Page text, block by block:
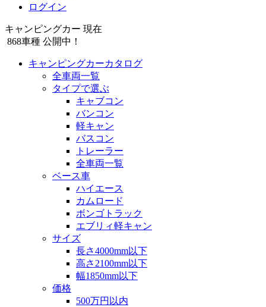
ログイン
キャンピングカー 現在
868車種 公開中！
キャンピングカーカタログ
全車両一覧
タイプで選ぶ
キャブコン
バンコン
軽キャン
バスコン
トレーラー
全車両一覧
ベース車
ハイエース
カムロード
ボンゴトラック
エブリィ軽キャン
サイズ
長さ4000mm以下
高さ2100mm以下
幅1850mm以下
価格
500万円以内